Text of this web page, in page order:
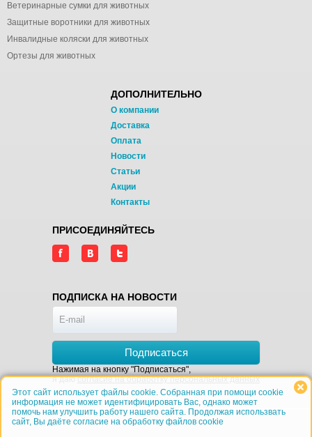
Ветеринарные сумки для животных
Защитные воротники для животных
Инвалидные коляски для животных
Ортезы для животных
ДОПОЛНИТЕЛЬНО
О компании
Доставка
Оплата
Новости
Статьи
Акции
Контакты
ПРИСОЕДИНЯЙТЕСЬ
ПОДПИСКА НА НОВОСТИ
Подписаться
Нажимая на кнопку "Подписаться",
я даюсогласие на обработку персональных данных
Этот сайт использует файлы cookie. Собранная при помощи cookie
информация не может идентифицировать Вас, однако может
помочь нам улучшить работу нашего сайта. Продолжая использвать
сайт, Вы даёте согласие на обработку файлов cookie